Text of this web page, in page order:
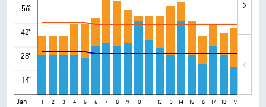
56°
42°
28°
14°
Jan 1 2 3 4 5 6 7 8 9 10 11 12 13 14 15 16 17 18 19